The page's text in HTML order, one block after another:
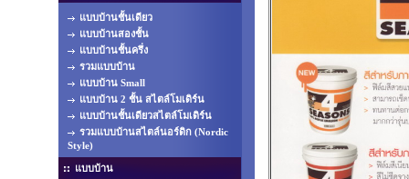
แบบบ้านชั้นเดียว
แบบบ้านสองชั้น
แบบบ้านชั้นครึ่ง
รวมแบบบ้าน
แบบบ้าน Small
แบบบ้าน 2 ชั้น สไตล์โมเดิร์น
แบบบ้านชั้นเดียวสไตล์โมเดิร์น
รวมแบบบ้านสไตล์นอร์ดิก (Nordic
Style)
แบบบ้าน